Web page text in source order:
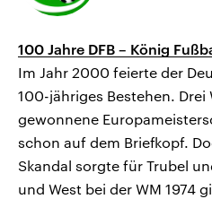
100 Jahre DFB – König
Im Jahr 2000 feierte der
100-jähriges Bestehen. Drei
gewonnene
schon auf dem Briefkopf.
Skandal sorgte für Trubel
und West bei der WM 1974